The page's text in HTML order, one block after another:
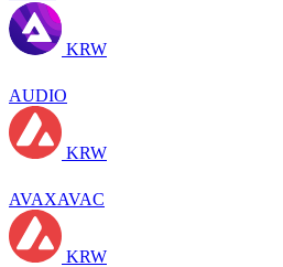
KRW
AUDIO
KRW
AVAXAVAC
KRW